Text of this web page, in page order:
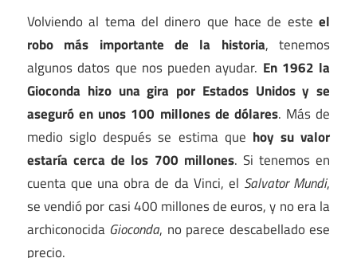
Volviendo al tema del dinero que hace de este el
robo más importante de la historia, tenemos
algunos datos que nos pueden ayudar. En 1962 la
Gioconda hizo una gira por Estados Unidos y se
aseguró en unos 100 millones de dólares. Más de
medio siglo después se estima que hoy su valor
estaría cerca de los 700 millones. Si tenemos en
cuenta que una obra de da Vinci, el Salvator Mundi,
se vendió por casi 400 millones de euros, y no era la
archiconocida Gioconda, no parece descabellado ese
precio.